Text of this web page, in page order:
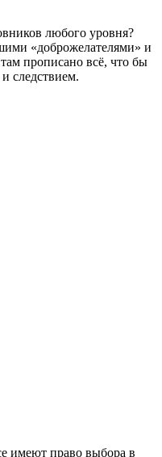
любого уровня?
«доброжелателями» и
прописано всё, что бы
следствием.
имеют право выбора в